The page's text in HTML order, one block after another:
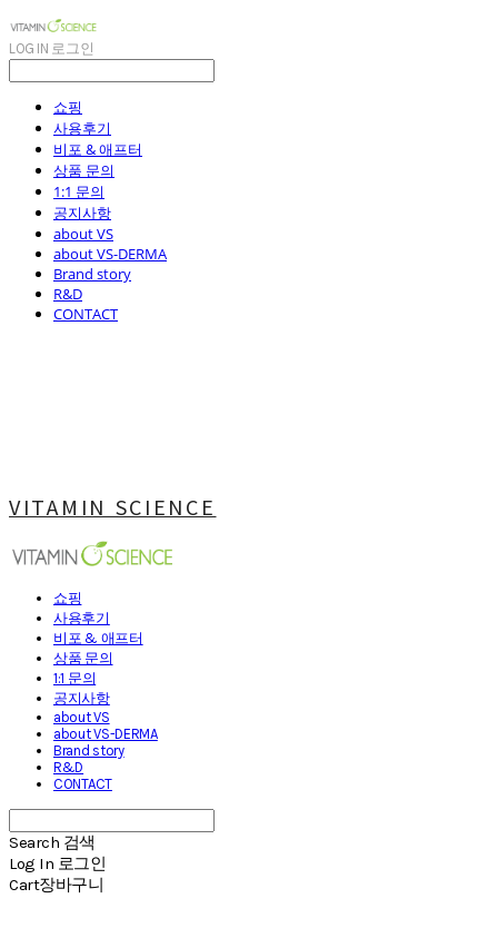
LOG IN 로그인
쇼핑
사용후기
비포 & 애프터
상품 문의
1:1 문의
공지사항
about VS
about VS-DERMA
Brand story
R&D
CONTACT
VITAMIN SCIENCE
쇼핑
사용후기
비포 & 애프터
상품 문의
1:1 문의
공지사항
about VS
about VS-DERMA
Brand story
R&D
CONTACT
Search 검색
Log In 로그인
Cart장바구니